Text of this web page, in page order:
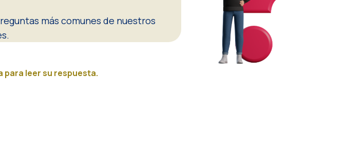
más comunes de nuestros
para leer su respuesta.